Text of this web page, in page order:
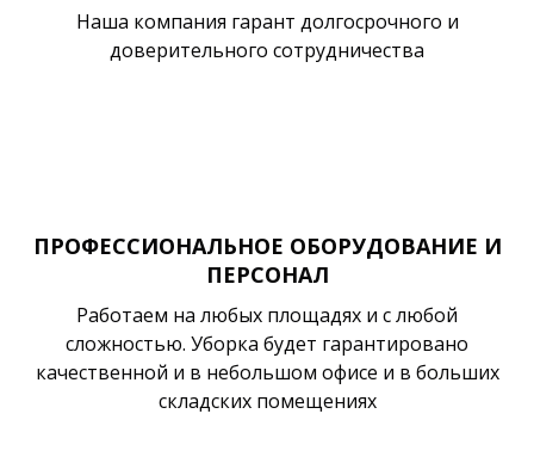
Наша компания гарант долгосрочного и
доверительного сотрудничества
ПРОФЕССИОНАЛЬНОЕ ОБОРУДОВАНИЕ И
ПЕРСОНАЛ
Работаем на любых площадях и с любой
сложностью. Уборка будет гарантировано
качественной и в небольшом офисе и в больших
складских помещениях